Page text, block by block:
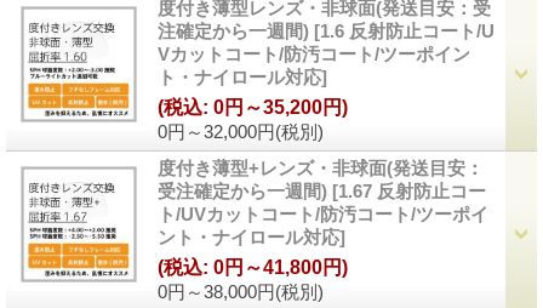
度付き薄型レンズ・非球面(発送目安：受
注確定から一週間) [1.6 反射防止コート/U
Vカットコート/防汚コート/ツーポイン
ト・ナイロール対応]
0円～32,000円(税別)
(税込: 0円～35,200円)
度付き薄型+レンズ・非球面(発送目安：
受注確定から一週間) [1.67 反射防止コー
ト/UVカットコート/防汚コート/ツーポイ
ント・ナイロール対応]
0円～38,000円(税別)
(税込: 0円～41,800円)